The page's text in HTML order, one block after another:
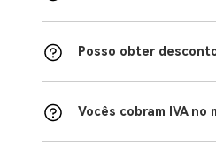
Posso obter
Vocês cobram IVA no